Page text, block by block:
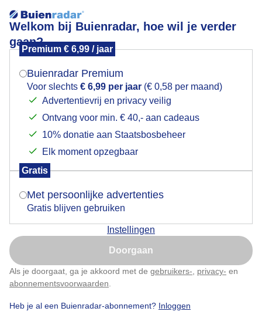
Welkom bij Buienradar, hoe wil je verder
gaan?
Premium € 6,99 / jaar
Buienradar Premium
Voor slechts € 6,99 per jaar (€ 0,58 per maand)
Advertentievrij en privacy veilig
Ontvang voor min. € 40,- aan cadeaus
10% donatie aan Staatsbosbeheer
Elk moment opzegbaar
Gratis
Met persoonlijke advertenties
Gratis blijven gebruiken
Instellingen
Doorgaan
Als je doorgaat, ga je akkoord met de gebruikers- privacy- en
abonnementsvoorwaarden
Heb je al een Buienradar-abonnement? Inloggen
Onheilspellende luchten.
Door: willie.elschot1963@gmail.com
Gemaakt: 12-06-2024, 71x bekeken
#onheilspellendeluchten Wolken
Bekijk slideshow
Mogen we je locatie gebruiken voor het
Indien je hier nog geen akkoord op hebt gegeven,
verschijnt er zo een pop-up uit je browser waarin
Is goed, toon de popup
Nu niet, misschien later
Klik hierom dit aan te passen